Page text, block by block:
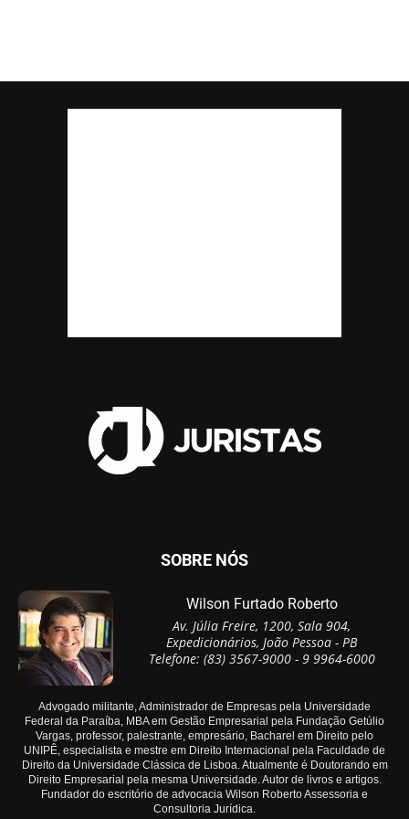
SOBRE NÓS
Wilson Furtado Roberto
Av. Júlia Freire, 1200, Sala 904,
Expedicionários, João Pessoa - PB
Telefone: (83) 3567-9000 - 9 9964-6000
Advogado militante, Administrador de Empresas pela Universidade
Federal da Paraíba, MBA em Gestão Empresarial pela Fundação Getúlio
Vargas, professor, palestrante, empresário, Bacharel em Direito pelo
UNIPÊ, especialista e mestre em Direito Internacional pela Faculdade de
Direito da Universidade Clássica de Lisboa. Atualmente é Doutorando em
Direito Empresarial pela mesma Universidade. Autor de livros e artigos.
Fundador do escritório de advocacia Wilson Roberto Assessoria e
Consultoria Jurídica.